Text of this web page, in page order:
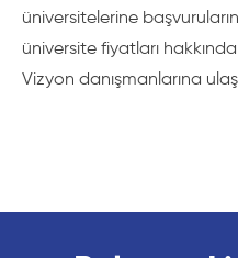
üniversitelerine
üniversite fiyatları
Vizyon danışmanlarına